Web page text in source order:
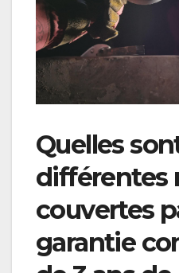
Quelles
différentes
couvertes
garantie